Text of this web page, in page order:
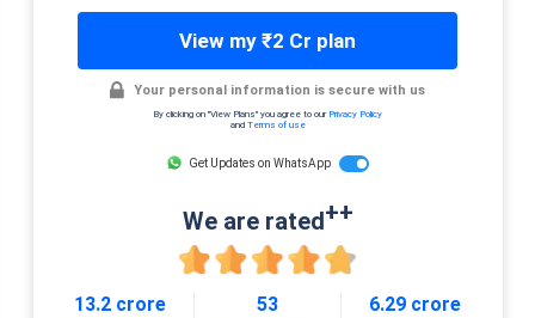
View my ₹2 Cr plan
Your personal information is secure with us
By clicking on "View Plans" you agree to our Privacy Policy
and Terms of use
Get Updates on WhatsApp
We are rated++
13.2 crore 53 6.29 crore